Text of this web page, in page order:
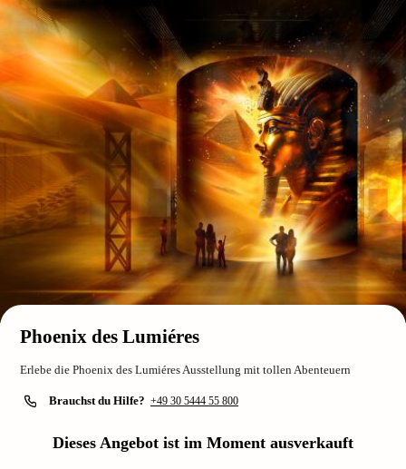
Phoenix des Lumiéres
Erlebe die Phoenix des Lumiéres Ausstellung mit tollen Abenteuern
Brauchst du Hilfe? +49 30 5444 55 800
Dieses Angebot ist im Moment ausverkauft